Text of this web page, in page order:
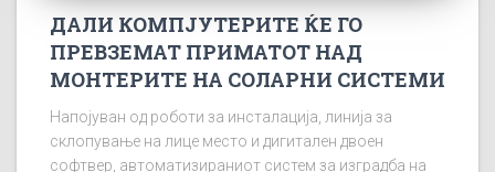
ДАЛИ КОМПЈУТЕРИТЕ ЌЕ ГО
ПРЕВЗЕМАТ ПРИМАТОТ НАД
МОНТЕРИТЕ НА СОЛАРНИ СИСТЕМИ
Напојуван од роботи за инсталација, линија за
склопување на лице место и дигитален двоен
софтвер, автоматизираниот систем за изградба на